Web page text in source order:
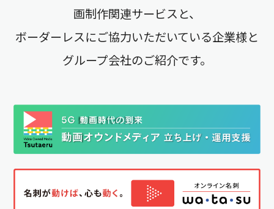
画制作関連サービスと、
ボーダーレスにご協力いただいている企業様と
グループ会社のご紹介です。